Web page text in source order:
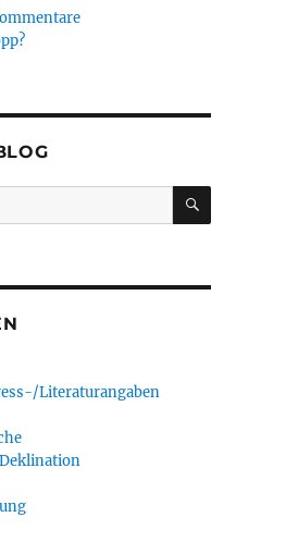
SUCHEN
Literaturangaben